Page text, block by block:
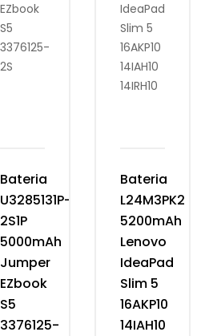
Bateria
U3285131P-
2S1P
5000mAh
Jumper
EZbook
S5
3376125-
Bateria
L24M3PK2
5200mAh
Lenovo
IdeaPad
Slim 5
16AKP10
14IAH10